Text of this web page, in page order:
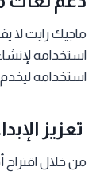
ماجيك رايت لا
استخدامه
استخدامه ليخدم
تعزيز
من خلال اقتراح